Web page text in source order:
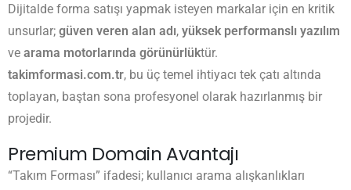
Dijitalde forma satışı yapmak isteyen markalar için en kritik
unsurlar; güven veren alan adı, yüksek performanslı yazılım
ve arama motorlarında görünürlüktür.
takimformasi.com.tr, bu üç temel ihtiyacı tek çatı altında
toplayan, baştan sona profesyonel olarak hazırlanmış bir
projedir.
Premium Domain Avantajı
“Takım Forması” ifadesi; kullanıcı arama alışkanlıkları